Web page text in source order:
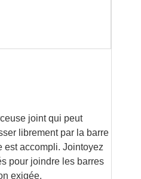
joint qui peut
librement par la barre
est accompli. Jointoyez
pour joindre les barres
exigée.